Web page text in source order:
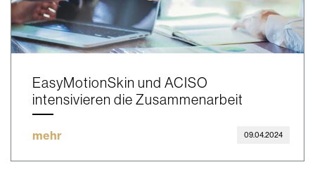
EasyMotionSkin und ACISO
intensivieren die Zusammenarbeit
mehr 09.04.2024